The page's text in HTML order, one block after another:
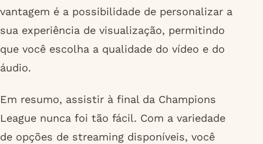
vantagem é a possibilidade de personalizar a
sua experiência de visualização, permitindo
que você escolha a qualidade do vídeo e do
áudio.
Em resumo, assistir à final da Champions
League nunca foi tão fácil. Com a variedade
de opções de streaming disponíveis, você